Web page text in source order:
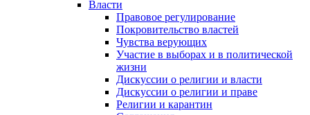
Власти
Правовое регулирование
Покровительство властей
Чувства верующих
Участие в выборах и в политической
жизни
Дискуссии о религии и власти
Дискуссии о религии и праве
Религии и карантин